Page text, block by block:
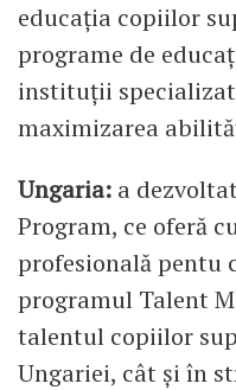
educația copiilor
programe de
instituții
maximizarea
Ungaria: a
Program, ce oferă
profesională pentu
programul Talent
talentul copiilor
Ungariei, cât și în